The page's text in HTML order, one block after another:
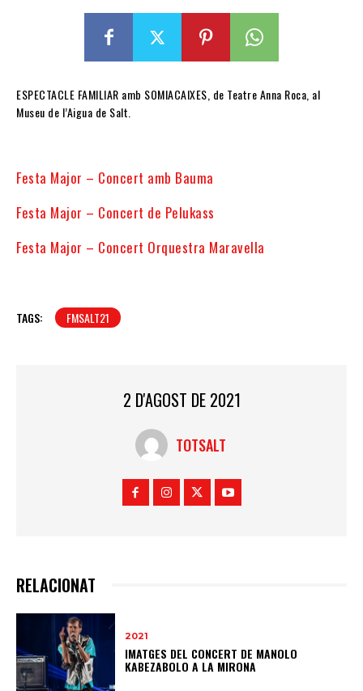
ESPECTACLE FAMILIAR amb SOMIACAIXES, de Teatre Anna Roca, al
Museu de l’Aigua de Salt.
Festa Major – Concert amb Bauma
Festa Major – Concert de Pelukass
Festa Major – Concert Orquestra Maravella
TAGS: FMSALT21
2 D'AGOST DE 2021
TOTSALT
RELACIONAT
2021
IMATGES DEL CONCERT DE MANOLO
KABEZABOLO A LA MIRONA